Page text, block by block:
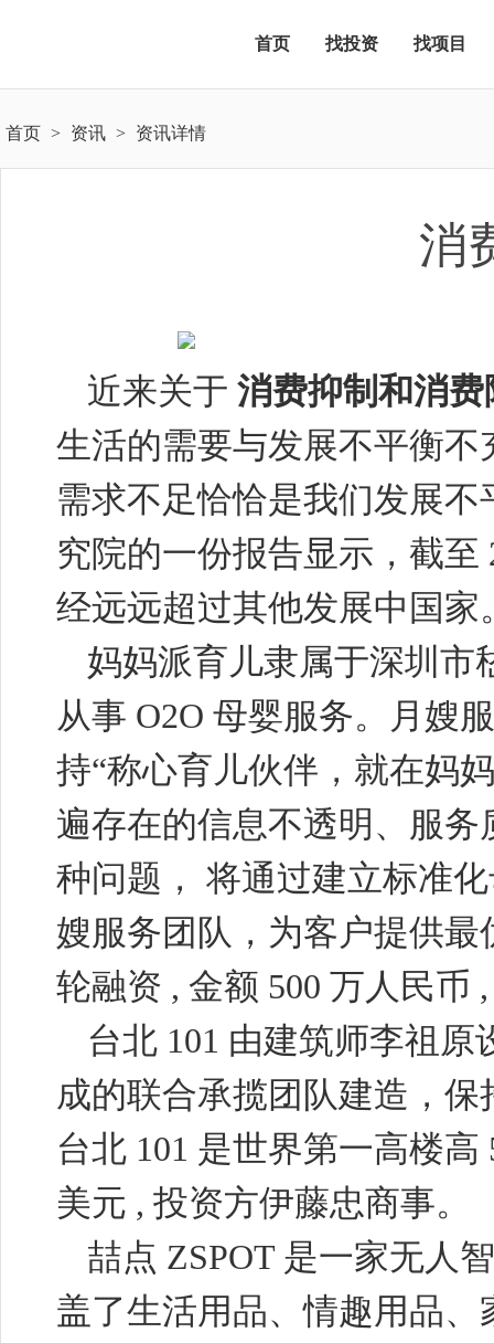
首页 找投资 找项目
首页 > 资讯 > 资讯详情
消
近来关于 消费抑制和消
生活的需要与发展不平衡
需求不足恰恰是我们发展
究院的一份报告显示，截至
经远远超过其他发展中国家
妈妈派育儿隶属于深圳
从事 O2O 母婴服务。月嫂
持“称心育儿伙伴，就在妈
遍存在的信息不透明、服
种问题， 将通过建立标准
嫂服务团队，为客户提供
轮融资 , 金额 500 万人民币
台北 101 由建筑师李祖原
成的联合承揽团队建造，
台北 101 是世界第一高楼高
美元 , 投资方伊藤忠商事。
喆点 ZSPOT 是一家无人
盖了生活用品、情趣用品